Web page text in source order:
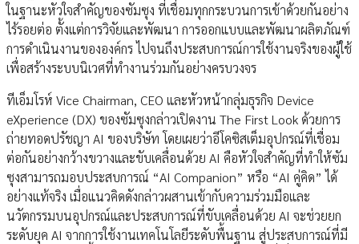
ในฐานะหัวใจสำคัญของซัมซุง ที่เชื่อมทุกกระบวนการเข้าด้วยกันอย่าง
ไร้รอยต่อ ตั้งแต่การวิจัยและพัฒนา การออกแบบและพัฒนาผลิตภัณฑ์
การดำเนินงานขององค์กร ไปจนถึงประสบการณ์การใช้งานจริงของผู้ใช้
เพื่อสร้างระบบนิเวศที่ทำงานร่วมกันอย่างครบวงจร
ทีเอ็มโรห์ Vice Chairman, CEO และหัวหน้ากลุ่มธุรกิจ Device
eXperience (DX) ของซัมซุงกล่าวเปิดงาน The First Look ด้วยการ
ถ่ายทอดปรัชญา AI ของบริษัท โดยเผยว่าอีโคซิสเต็มอุปกรณ์ที่เชื่อม
ต่อกันอย่างกว้างขวางและขับเคลื่อนด้วย AI คือหัวใจสำคัญที่ทำให้ซัม
ซุงสามารถมอบประสบการณ์ “AI Companion” หรือ “AI คู่คิด” ได้
อย่างแท้จริง เมื่อแนวคิดดังกล่าวผสานเข้ากับความร่วมมือและ
นวัตกรรมบนอุปกรณ์และประสบการณ์ที่ขับเคลื่อนด้วย AI จะช่วยยก
ระดับยุค AI จากการใช้งานเทคโนโลยีระดับพื้นฐาน สู่ประสบการณ์ที่มี